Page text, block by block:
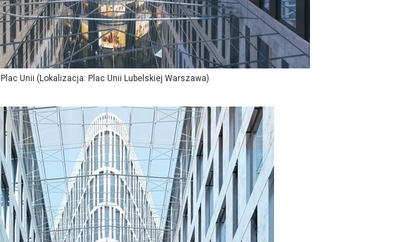
Plac Unii (Lokalizacja: Plac Unii Lubelskiej Warszawa)